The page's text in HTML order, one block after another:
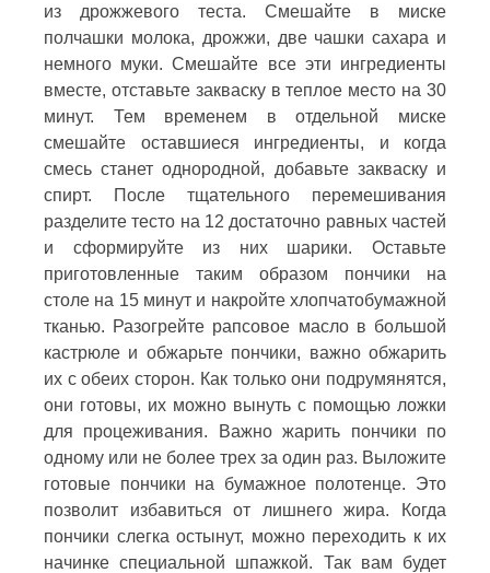
из дрожжевого теста. Смешайте в миске
полчашки молока, дрожжи, две чашки сахара и
немного муки. Смешайте все эти ингредиенты
вместе, отставьте закваску в теплое место на 30
минут. Тем временем в отдельной миске
смешайте оставшиеся ингредиенты, и когда
смесь станет однородной, добавьте закваску и
спирт. После тщательного перемешивания
разделите тесто на 12 достаточно равных частей
и сформируйте из них шарики. Оставьте
приготовленные таким образом пончики на
столе на 15 минут и накройте хлопчатобумажной
тканью. Разогрейте рапсовое масло в большой
кастрюле и обжарьте пончики, важно обжарить
их с обеих сторон. Как только они подрумянятся,
они готовы, их можно вынуть с помощью ложки
для процеживания. Важно жарить пончики по
одному или не более трех за один раз. Выложите
готовые пончики на бумажное полотенце. Это
позволит избавиться от лишнего жира. Когда
пончики слегка остынут, можно переходить к их
начинке специальной шпажкой. Так вам будет